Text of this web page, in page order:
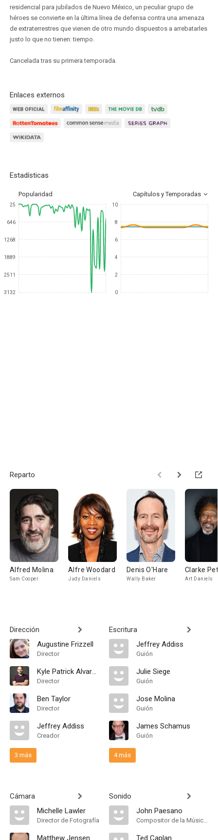
residencial para jubilados de Nuevo México, un peculiar grupo de
héroes se convierte en la última línea de defensa contra una amenaza
de extraterrestres que vienen de otro mundo dispuestos a arrebatarles
justo lo que no tienen: tiempo.
Cancelada tras su primera temporada.
Enlaces externos
Estadísticas
Popularidad Capítulos y Temporadas
25
646
1268
1889
2511
3132
10
8
6
4
2
0
Reparto
Alfred Molina
Sam Cooper
Alfre Woodard
Judy Daniels
Denis O'Hare
Wally Baker
Clarke
Art Daniels
Dirección
Augustine Frizzell
Director
Kyle Patrick Alvarez
Director
Ben Taylor
Director
Jeffrey Addiss
Creador
3 más
Cámara
Michelle Lawler
Director de Fotografía
Matthew Jensen
Escritura
Jeffrey Addiss
Guión
Julie Siege
Guión
Jose Molina
Guión
James Schamus
Guión
4 más
Sonido
John Paesano
Compositor de la Música Original
Ted Caplan